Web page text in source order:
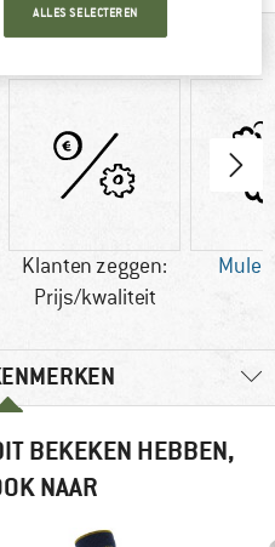
Klanten zeggen:
Prijs/kwaliteit
BEKEKEN HEBBEN,
NAAR
ALLES SELECTEREN